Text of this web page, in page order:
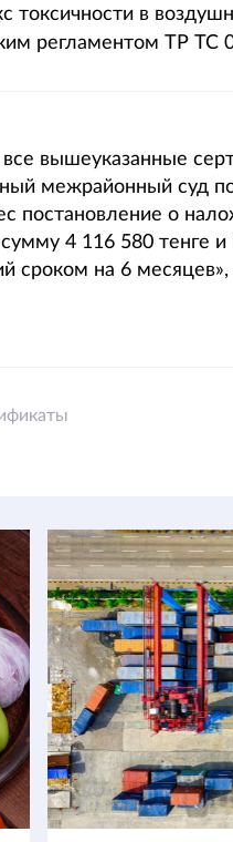
токсичности в
регламентом ТР ТС
вышеуказанные
межрайонный суд
постановление о
4 116 580 тенге и
сроком на 6